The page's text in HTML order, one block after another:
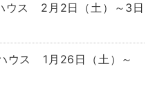
ス 2月2日（土）～3日
ス 1月26日（土）～